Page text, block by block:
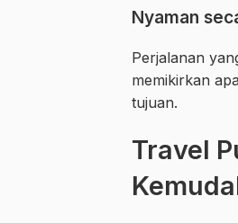
Nyaman
Perjalanan
memikirkan
tujuan.
Travel